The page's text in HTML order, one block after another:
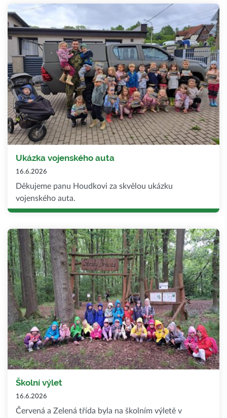
Ukázka vojenského auta
16.6.2026
Děkujeme panu Houdkovi za skvělou ukázku
vojenského auta.
Školní výlet
16.6.2026
Červená a Zelená třída byla na školním výletě v